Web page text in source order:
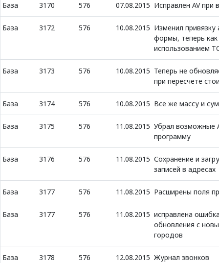
База 3170 576 07.08.2015 Исправлен AV при
База 3172 576 10.08.2015 Изменил
формы, теперь как
использованием
База 3173 576 10.08.2015 Теперь не
при пересчете
База 3174 576 10.08.2015 Все же массу и
База 3175 576 11.08.2015 Убрал возможные
программу
База 3176 576 11.08.2015 Сохранение и
записей в адресах
База 3177 576 11.08.2015 Расширены поля
База 3177 576 11.08.2015 исправлена
обновления с
городов
База 3178 576 12.08.2015 Журнал звонков